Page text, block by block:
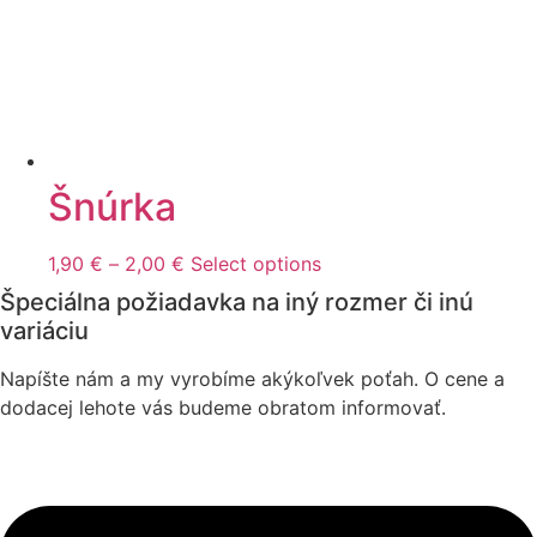
Šnúrka
1,90 € – 2,00 € Price
range:
1,90 €
2,00 €
Select optionsThis
has
variants.
The
Špeciálna požiadavka na iný rozmer či inú
variáciu
Napíšte nám a my vyrobíme akýkoľvek poťah. O cene a
dodacej lehote vás budeme obratom informovať.